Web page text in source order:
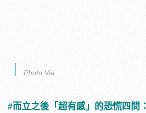
Photo Via
#而立之後「超有感」的恐慌四問：